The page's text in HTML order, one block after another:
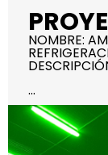
NOMBRE:
...